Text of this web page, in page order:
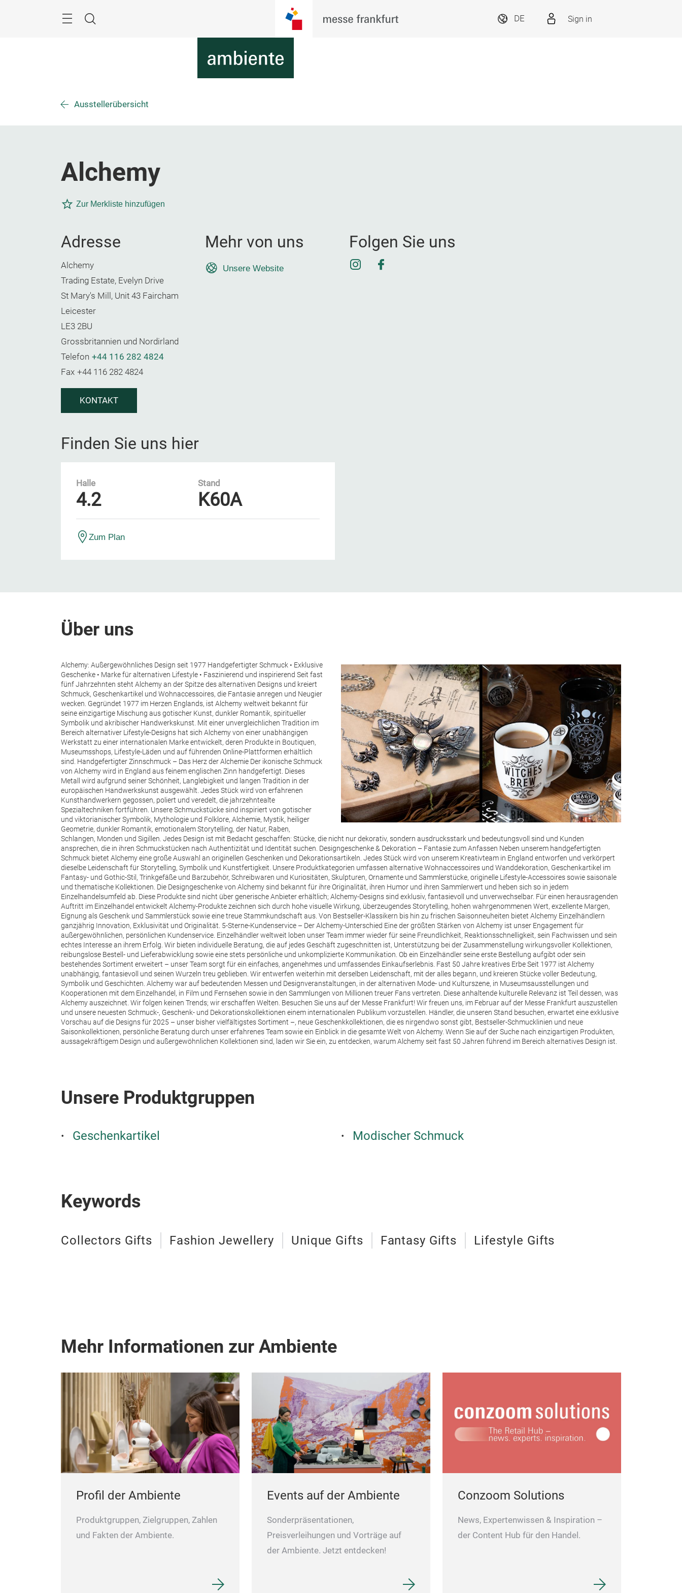
Suche
DE Sign in
Ausstellerübersicht
Alchemy
Zur Merkliste hinzufügen
Adresse
Alchemy
Trading Estate, Evelyn Drive
St Mary's Mill, Unit 43 Faircham
Leicester
LE3 2BU
Grossbritannien und Nordirland
Telefon +44 116 282 4824
Fax +44 116 282 4824
KONTAKT
Mehr von uns
Unsere Website
Folgen Sie uns
InstagramFacebook
Finden Sie uns hier
Halle
4.2
Stand
K60A
Zum Plan
Über uns
Alchemy: Außergewöhnliches Design seit 1977 Handgefertigter Schmuck • Exklusive
Geschenke • Marke für alternativen Lifestyle • Faszinierend und inspirierend Seit fast
fünf Jahrzehnten steht Alchemy an der Spitze des alternativen Designs und kreiert
Schmuck, Geschenkartikel und Wohnaccessoires, die Fantasie anregen und Neugier
wecken. Gegründet 1977 im Herzen Englands, ist Alchemy weltweit bekannt für
seine einzigartige Mischung aus gotischer Kunst, dunkler Romantik, spiritueller
Symbolik und akribischer Handwerkskunst. Mit einer unvergleichlichen Tradition im
Bereich alternativer Lifestyle-Designs hat sich Alchemy von einer unabhängigen
Werkstatt zu einer internationalen Marke entwickelt, deren Produkte in Boutiquen,
Museumsshops, Lifestyle-Läden und auf führenden Online-Plattformen erhältlich
sind. Handgefertigter Zinnschmuck – Das Herz der Alchemie Der ikonische Schmuck
von Alchemy wird in England aus feinem englischen Zinn handgefertigt. Dieses
Metall wird aufgrund seiner Schönheit, Langlebigkeit und langen Tradition in der
europäischen Handwerkskunst ausgewählt. Jedes Stück wird von erfahrenen
Kunsthandwerkern gegossen, poliert und veredelt, die jahrzehntealte
Spezialtechniken fortführen. Unsere Schmuckstücke sind inspiriert von gotischer
und viktorianischer Symbolik, Mythologie und Folklore, Alchemie, Mystik, heiliger
Geometrie, dunkler Romantik, emotionalem Storytelling, der Natur, Raben,
Schlangen, Monden und Sigillen. Jedes Design ist mit Bedacht geschaffen: Stücke, die nicht nur dekorativ, sondern ausdrucksstark und bedeutungsvoll sind und Kunden
ansprechen, die in ihren Schmuckstücken nach Authentizität und Identität suchen. Designgeschenke & Dekoration – Fantasie zum Anfassen Neben unserem handgefertigten
Schmuck bietet Alchemy eine große Auswahl an originellen Geschenken und Dekorationsartikeln. Jedes Stück wird von unserem Kreativteam in England entworfen und verkörpert
dieselbe Leidenschaft für Storytelling, Symbolik und Kunstfertigkeit. Unsere Produktkategorien umfassen alternative Wohnaccessoires und Wanddekoration, Geschenkartikel im
Fantasy- und Gothic-Stil, Trinkgefäße und Barzubehör, Schreibwaren und Kuriositäten, Skulpturen, Ornamente und Sammlerstücke, originelle Lifestyle-Accessoires sowie saisonale
und thematische Kollektionen. Die Designgeschenke von Alchemy sind bekannt für ihre Originalität, ihren Humor und ihren Sammlerwert und heben sich so in jedem
Einzelhandelsumfeld ab. Diese Produkte sind nicht über generische Anbieter erhältlich; Alchemy-Designs sind exklusiv, fantasievoll und unverwechselbar. Für einen herausragenden
Auftritt im Einzelhandel entwickelt Alchemy-Produkte zeichnen sich durch hohe visuelle Wirkung, überzeugendes Storytelling, hohen wahrgenommenen Wert, exzellente Margen,
Eignung als Geschenk und Sammlerstück sowie eine treue Stammkundschaft aus. Von Bestseller-Klassikern bis hin zu frischen Saisonneuheiten bietet Alchemy Einzelhändlern
ganzjährig Innovation, Exklusivität und Originalität. 5-Sterne-Kundenservice – Der Alchemy-Unterschied Eine der größten Stärken von Alchemy ist unser Engagement für
außergewöhnlichen, persönlichen Kundenservice. Einzelhändler weltweit loben unser Team immer wieder für seine Freundlichkeit, Reaktionsschnelligkeit, sein Fachwissen und sein
echtes Interesse an ihrem Erfolg. Wir bieten individuelle Beratung, die auf jedes Geschäft zugeschnitten ist, Unterstützung bei der Zusammenstellung wirkungsvoller Kollektionen,
reibungslose Bestell- und Lieferabwicklung sowie eine stets persönliche und unkomplizierte Kommunikation. Ob ein Einzelhändler seine erste Bestellung aufgibt oder sein
bestehendes Sortiment erweitert – unser Team sorgt für ein einfaches, angenehmes und umfassendes Einkaufserlebnis. Fast 50 Jahre kreatives Erbe Seit 1977 ist Alchemy
unabhängig, fantasievoll und seinen Wurzeln treu geblieben. Wir entwerfen weiterhin mit derselben Leidenschaft, mit der alles begann, und kreieren Stücke voller Bedeutung,
Symbolik und Geschichten. Alchemy war auf bedeutenden Messen und Designveranstaltungen, in der alternativen Mode- und Kulturszene, in Museumsausstellungen und
Kooperationen mit dem Einzelhandel, in Film und Fernsehen sowie in den Sammlungen von Millionen treuer Fans vertreten. Diese anhaltende kulturelle Relevanz ist Teil dessen, was
Alchemy auszeichnet. Wir folgen keinen Trends; wir erschaffen Welten. Besuchen Sie uns auf der Messe Frankfurt! Wir freuen uns, im Februar auf der Messe Frankfurt auszustellen
und unsere neuesten Schmuck-, Geschenk- und Dekorationskollektionen einem internationalen Publikum vorzustellen. Händler, die unseren Stand besuchen, erwartet eine exklusive
Vorschau auf die Designs für 2025 – unser bisher vielfältigstes Sortiment –, neue Geschenkkollektionen, die es nirgendwo sonst gibt, Bestseller-Schmucklinien und neue
Saisonkollektionen, persönliche Beratung durch unser erfahrenes Team sowie ein Einblick in die gesamte Welt von Alchemy. Wenn Sie auf der Suche nach einzigartigen Produkten,
aussagekräftigem Design und außergewöhnlichen Kollektionen sind, laden wir Sie ein, zu entdecken, warum Alchemy seit fast 50 Jahren führend im Bereich alternatives Design ist.
Unsere Produktgruppen
Geschenkartikel Modischer Schmuck
Keywords
Collectors Gifts Fashion Jewellery Unique Gifts Fantasy Gifts Lifestyle Gifts
Mehr Informationen zur Ambiente
Profil der Ambiente
Produktgruppen, Zielgruppen, Zahlen
und Fakten der Ambiente.
Events auf der Ambiente
Sonderpräsentationen,
Preisverleihungen und Vorträge auf
der Ambiente. Jetzt entdecken!
Conzoom Solutions
News, Expertenwissen & Inspiration –
der Content Hub für den Handel.